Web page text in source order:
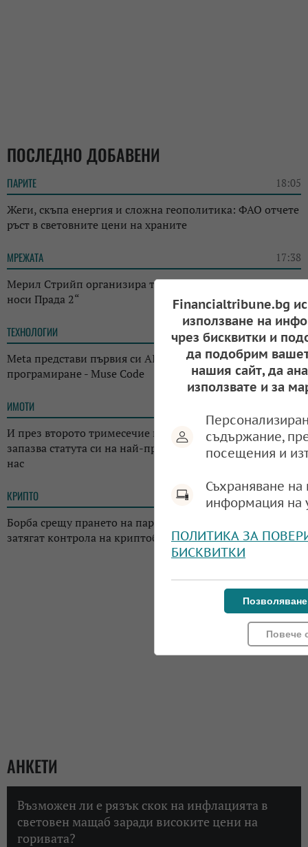
ПОСЛЕДНО ДОБАВЕНИ
ПАРИТЕ 18:05
Жеги, скъпа енергия и сложна геополитика: ФАО отчете
ръст в световните цени на храните
МРЕЖАТА 17:38
Мерил Стрийп организира търг с костюми от „Дяволът
носи Прада 2“
ТЕХНОЛОГИИ 14:38
Meta представи първия си AI инструмент за
програмиране - Muse Code
ИМОТИ
И през второто тримесечие на годината: Къщата
запазва статута си на най-предпочитаното жилище у
нас
КРИПТО
Борба срещу прането на пари: Регулаторите в Япония
затягат контрола на криптоборсите в страната
АНКЕТИ
Възможен ли е рязък скок на инфлацията в
световен мащаб заради високите цени на
горивата?
Financialtribune.bg
използване на
чрез бисквитки и
да подобрим
нашия сайт, да
използвате и за
съдържание,
посещения и
Съхраняване
информация на
ПОЛИТИКА ЗА
БИСКВИТКИ
Повече